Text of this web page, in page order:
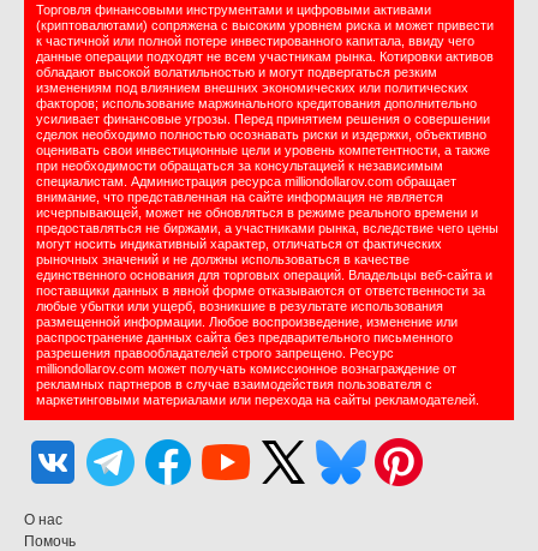
Торговля финансовыми инструментами и цифровыми активами
(криптовалютами) сопряжена с высоким уровнем риска и может привести
к частичной или полной потере инвестированного капитала, ввиду чего
данные операции подходят не всем участникам рынка. Котировки активов
обладают высокой волатильностью и могут подвергаться резким
изменениям под влиянием внешних экономических или политических
факторов; использование маржинального кредитования дополнительно
усиливает финансовые угрозы. Перед принятием решения о совершении
сделок необходимо полностью осознавать риски и издержки, объективно
оценивать свои инвестиционные цели и уровень компетентности, а также
при необходимости обращаться за консультацией к независимым
специалистам. Администрация ресурса milliondollarov.com обращает
внимание, что представленная на сайте информация не является
исчерпывающей, может не обновляться в режиме реального времени и
предоставляться не биржами, а участниками рынка, вследствие чего цены
могут носить индикативный характер, отличаться от фактических
рыночных значений и не должны использоваться в качестве
единственного основания для торговых операций. Владельцы веб-сайта и
поставщики данных в явной форме отказываются от ответственности за
любые убытки или ущерб, возникшие в результате использования
размещенной информации. Любое воспроизведение, изменение или
распространение данных сайта без предварительного письменного
разрешения правообладателей строго запрещено. Ресурс
milliondollarov.com может получать комиссионное вознаграждение от
рекламных партнеров в случае взаимодействия пользователя с
маркетинговыми материалами или перехода на сайты рекламодателей.
О нас
Помочь